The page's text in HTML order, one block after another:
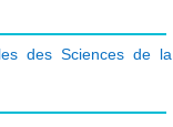
des Sciences de la